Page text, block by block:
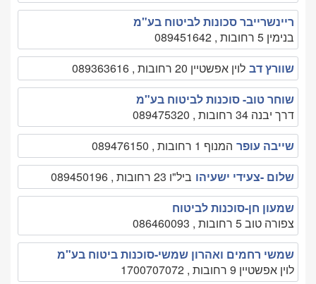
ריינשרייבר סכונות לביטוח בע"מ
בנימין 5 רחובות , 089451642
שוורץ דב לוין אפשטיין 20 רחובות , 089363616
שוחר טוב- סוכנות לביטוח בע"מ
דרך יבנה 34 רחובות , 089475320
שייבה עופר המנוף 1 רחובות , 089476150
שלום -צעידי ישעיהו ביל"ו 23 רחובות , 089450196
שמעון חן-סוכנות לביטוח
צפורה טוב 5 רחובות , 086460093
שמשי רחמים ואהרון שמשי-סוכנות ביטוח בע"מ
לוין אפשטיין 9 רחובות , 1700707072